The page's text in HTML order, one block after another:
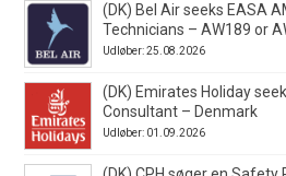
(DK) Bel Air seeks EASA
Technicians – AW189 or
Udløber: 25.08.2026
(DK) Emirates Holiday
Consultant – Denmark
Udløber: 01.09.2026